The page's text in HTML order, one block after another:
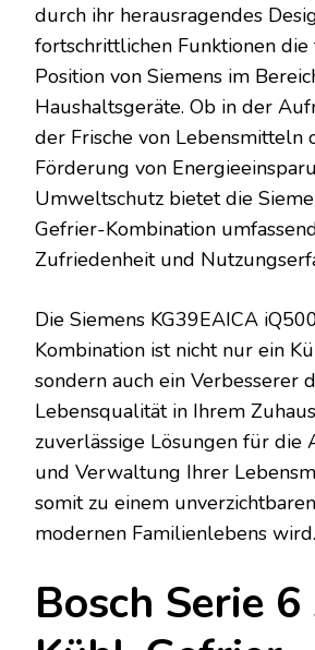
durch ihr herausragendes
fortschrittlichen Funktionen
Position von Siemens im
Haushaltsgeräte. Ob in der
der Frische von Lebensmitteln
Förderung von
Umweltschutz bietet die
Gefrier-Kombination
Zufriedenheit und
Die Siemens KG39EAICA
Kombination ist nicht nur ein
sondern auch ein Verbesserer
Lebensqualität in Ihrem
zuverlässige Lösungen für die
und Verwaltung Ihrer
somit zu einem
modernen Familienlebens wird.
Bosch Serie 6